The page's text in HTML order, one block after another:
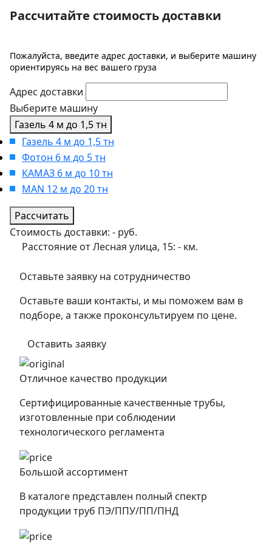
Рассчитайте стоимость доставки
Пожалуйста, введите адрес доставки, и выберите машину
ориентируясь на вес вашего груза
Адрес доставки
Выберите машину
Газель 4 м до 1,5 тн
Газель 4 м до 1,5 тн
Фотон 6 м до 5 тн
КАМАЗ 6 м до 10 тн
MAN 12 м до 20 тн
Рассчитать
Стоимость доставки: - руб.
Расстояние от Лесная улица, 15: - км.
Оставьте заявку на сотрудничество
Оставьте ваши контакты, и мы поможем вам в
подборе, а также проконсультируем по цене.
Оставить заявку
Отличное качество продукции
Сертифицированные качественные трубы,
изготовленные при соблюдении
технологического регламента
Большой ассортимент
В каталоге представлен полный спектр
продукции труб ПЭ/ППУ/ПП/ПНД